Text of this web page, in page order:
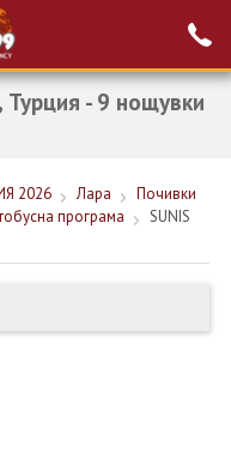
Проверка на
резервация
- 9 нощувки
2026 Лара
Почивки
програма
SUNIS